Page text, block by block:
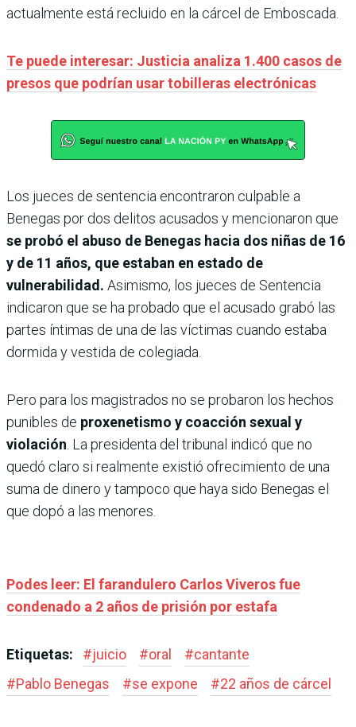
actualmente está recluido en la cárcel de Emboscada.
Te puede interesar: Justicia analiza 1.400 casos de
presos que podrían usar tobilleras electrónicas
Los jueces de sentencia encontraron culpable a
Benegas por dos delitos acusados y mencionaron que
se probó el abuso de Benegas hacia dos niñas de 16
y de 11 años, que estaban en estado de
vulnerabilidad. Asimismo, los jueces de Sentencia
indicaron que se ha probado que el acusado grabó las
partes íntimas de una de las víctimas cuando estaba
dormida y vestida de colegiada.
Pero para los magistrados no se probaron los hechos
punibles de proxenetismo y coacción sexual y
violación . La presidenta del tribunal indicó que no
quedó claro si realmente existió ofrecimiento de una
suma de dinero y tampoco que haya sido Benegas el
que dopó a las menores.
Podes leer: El farandulero Carlos Viveros fue
condenado a 2 años de prisión por estafa
Etiquetas: #juicio #oral #cantante
#Pablo Benegas #se expone #22 años de cárcel